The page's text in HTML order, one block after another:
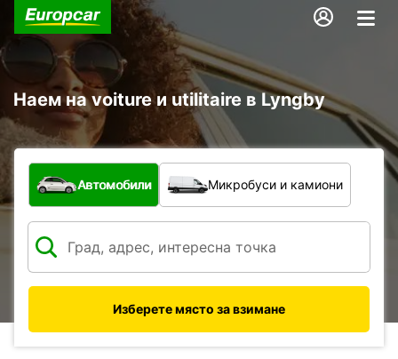
Наем на voiture и utilitaire в Lyngby
С какво превозно средство?
Автомобили Микробуси и камиони
Изберете място за взимане